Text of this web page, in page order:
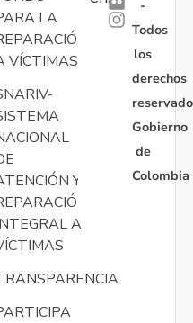
LA
VÍCTIMAS
Y
A
-
Todos
los
derechos
Gobierno
de
Colombia